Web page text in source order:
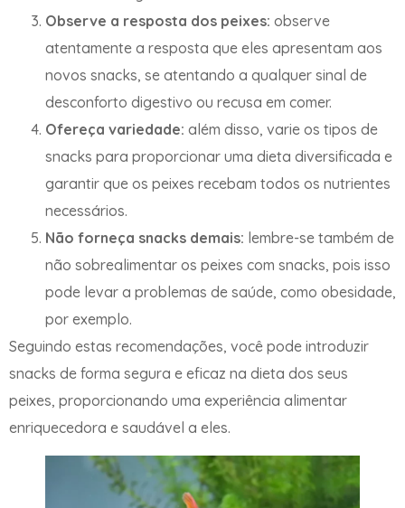
Observe a resposta dos peixes: observe
atentamente a resposta que eles apresentam aos
novos snacks, se atentando a qualquer sinal de
desconforto digestivo ou recusa em comer.
Ofereça variedade: além disso, varie os tipos de
snacks para proporcionar uma dieta diversificada e
garantir que os peixes recebam todos os nutrientes
necessários.
Não forneça snacks demais: lembre-se também de
não sobrealimentar os peixes com snacks, pois isso
pode levar a problemas de saúde, como obesidade,
por exemplo.
Seguindo estas recomendações, você pode introduzir
snacks de forma segura e eficaz na dieta dos seus
peixes, proporcionando uma experiência alimentar
enriquecedora e saudável a eles.